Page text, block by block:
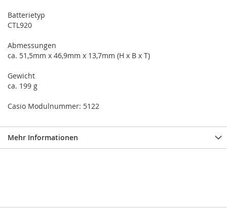
Batterietyp
CTL920
Abmessungen
ca. 51,5mm x 46,9mm x 13,7mm (H x B x T)
Gewicht
ca. 199 g
Casio Modulnummer: 5122
Mehr Informationen